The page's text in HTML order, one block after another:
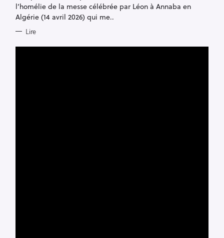
E
Sl’homélie de la messe célébrée par Léon à Annaba en
Algérie (14 avril 2026) qui me..
Lire